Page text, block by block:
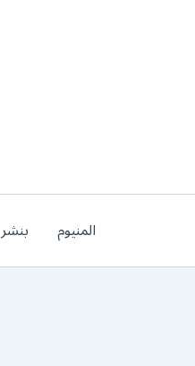
المنيوم بنشر